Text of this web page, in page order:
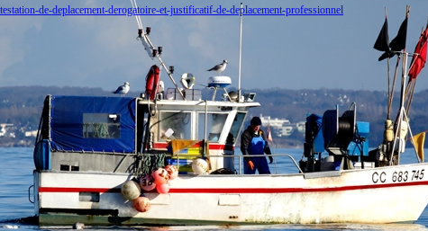
de-deplacement-derogatoire-et-justificatif-de-deplacement-professionnel